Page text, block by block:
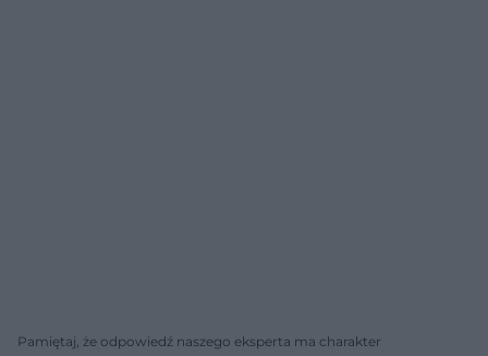
Pamiętaj, że odpowiedź naszego eksperta ma charakter